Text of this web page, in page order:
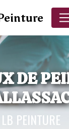
DE
LB PEINTURE